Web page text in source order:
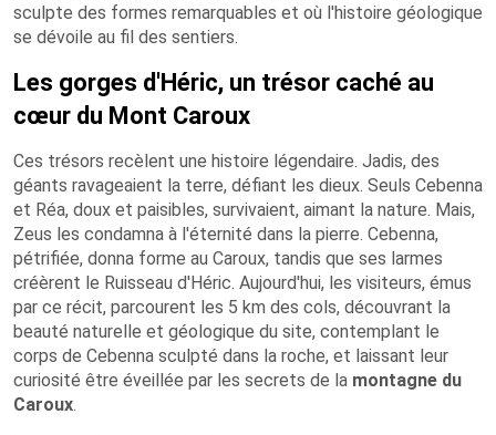
sculpte des formes remarquables et où l'histoire géologique
se dévoile au fil des sentiers.
Les gorges d'Héric, un trésor caché au
cœur du Mont Caroux
Ces trésors recèlent une histoire légendaire. Jadis, des
géants ravageaient la terre, défiant les dieux. Seuls Cebenna
et Réa, doux et paisibles, survivaient, aimant la nature. Mais,
Zeus les condamna à l'éternité dans la pierre. Cebenna,
pétrifiée, donna forme au Caroux, tandis que ses larmes
créèrent le Ruisseau d'Héric. Aujourd'hui, les visiteurs, émus
par ce récit, parcourent les 5 km des cols, découvrant la
beauté naturelle et géologique du site, contemplant le
corps de Cebenna sculpté dans la roche, et laissant leur
curiosité être éveillée par les secrets de la montagne du
Caroux.